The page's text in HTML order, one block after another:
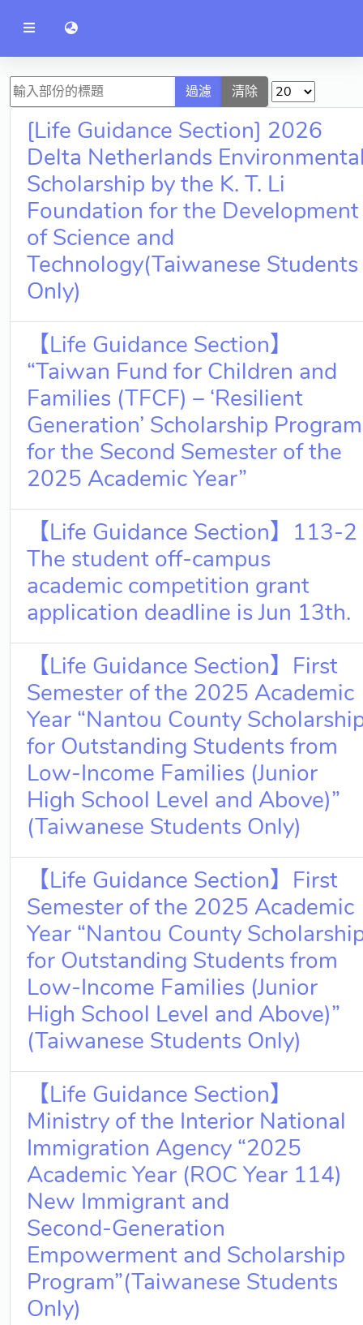
公
告
系
統行政單位
資訊學院
管理學院
人文社社會學院
電機通訊學院
醫護學院
通識教學部
獨立學術單位
Version
語言切換 language switch
過濾 清除
[Life Guidance Section] 2026
Delta Netherlands
Scholarship by the K. T. Li
Foundation for the Development
of Science and
Technology(Taiwanese Students
Only)
【Life Guidance Section】
“Taiwan Fund for Children and
Families (TFCF) – ‘Resilient
Generation’ Scholarship Program
for the Second Semester of the
2025 Academic Year”
【Life Guidance Section】113-2
The student off-campus
academic competition grant
application deadline is Jun 13th.
【Life Guidance Section】First
Semester of the 2025 Academic
Year “Nantou County
for Outstanding Students from
Low-Income Families (Junior
High School Level and Above)”
(Taiwanese Students Only)
【Life Guidance Section】First
Semester of the 2025 Academic
Year “Nantou County
for Outstanding Students from
Low-Income Families (Junior
High School Level and Above)”
(Taiwanese Students Only)
【Life Guidance Section】
Ministry of the Interior National
Immigration Agency “2025
Academic Year (ROC Year 114)
New Immigrant and
Second‑Generation
Empowerment and Scholarship
Program”(Taiwanese Students
Only)